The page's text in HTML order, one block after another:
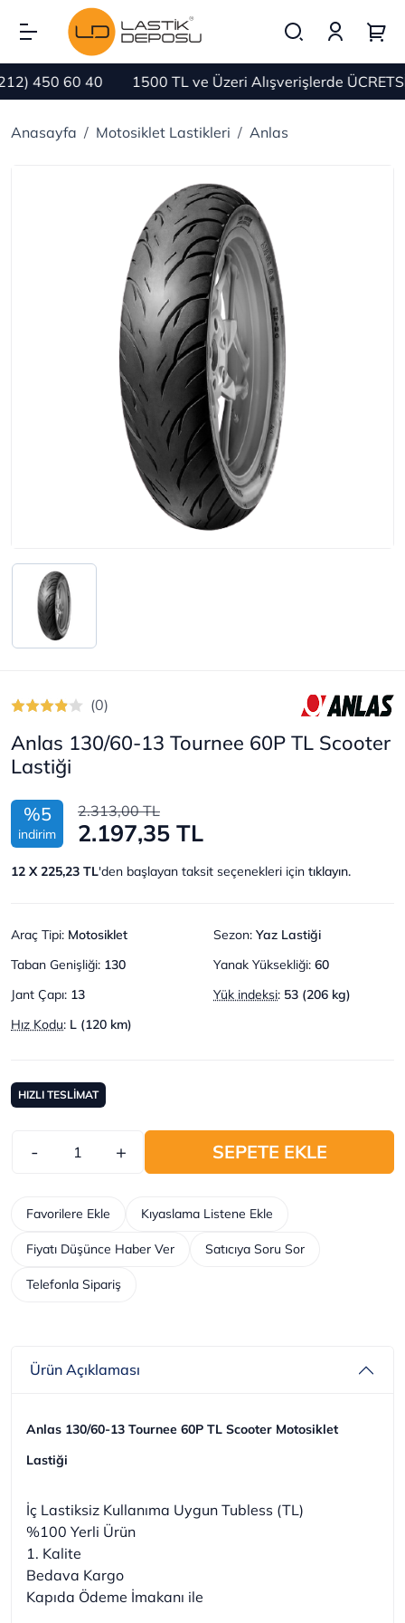
450 60 40 1500 TL ve Üzeri Alışverişlerde ÜCRETSİZ
Anasayfa Motosiklet Lastikleri Anlas
(0)
Anlas 130/60-13 Tournee 60P TL Scooter
Lastiği
%5
indirim
2.313,00 TL
2.197,35 TL
12 X 225,23 TL'den başlayan taksit seçenekleri için tıklayın.
Araç Tipi: Motosiklet Sezon: Yaz Lastiği
Taban Genişliği: 130 Yanak Yüksekliği: 60
Jant Çapı: 13 Yük indeksi: 53 (206 kg)
Hız Kodu: L (120 km)
HIZLI TESLİMAT
- + SEPETE EKLE
Telefonla Sipariş
Kıyaslama Listene Ekle
Favorilere Ekle
Fiyatı Düşünce Haber Ver Satıcıya Soru Sor
Ürün Açıklaması
Anlas 130/60-13 Tournee 60P TL Scooter Motosiklet
Lastiği
İç Lastiksiz Kullanıma Uygun Tubless (TL)
%100 Yerli Ürün
1. Kalite
Bedava Kargo
Kapıda Ödeme İmakanı ile